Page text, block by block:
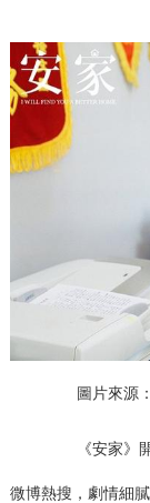
圖片來源：
《安家》開
微博熱搜，劇情細